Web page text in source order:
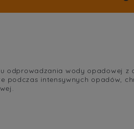
odprowadzania wody opadowej z
podczas intensywnych opadów,